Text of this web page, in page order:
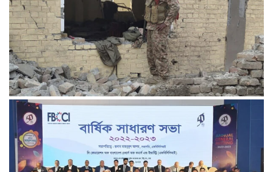
পাকিস্তানে থানায় ‘আত্মঘাতী’ হামলায় নিহত ৬, আহত ২৫